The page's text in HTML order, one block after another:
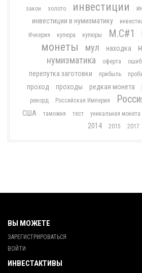
закон
золото инвестиции
инвестиции в нумизматику
Ичкерия
купюра купюры М.С#1
монеты мул находка
нумизматика
оферта
перепутка заготовки прибыль проба
проход
проходы редкая монета
рекорд Российская Империя
США таможня тест уникальная монета
2014 2015 2017
ВЫ МОЖЕТЕ
ЗАРЕГИСТРИРОВАТЬСЯ
ВОЙТИ
ИНВЕСТАКТИВЫ